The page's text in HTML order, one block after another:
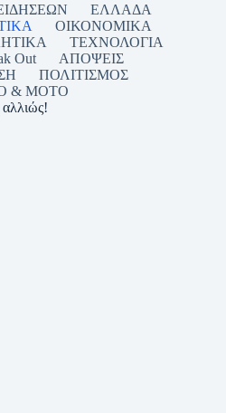
ΕΛΛΑΔΑ
ΟΙΚΟΝΟΜΙΚΑ
ΤΕΧΝΟΛΟΓΙΑ
Out
ΑΠΟΨΕΙΣ
ΠΟΛΙΤΙΣΜΟΣ
& MOTO